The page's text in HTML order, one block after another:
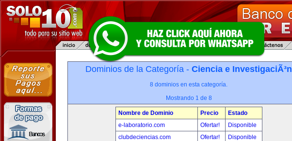
Dominios de la Categoría - Ciencia e InvestigaciÃ³n
8 dominios en esta categoría.
Mostrando 1 de 8
Nombre de Dominio Precio
Estado
e-laboratorio.com
Ofertar!
Disponible
clubdeciencias.com
Ofertar!
Disponible